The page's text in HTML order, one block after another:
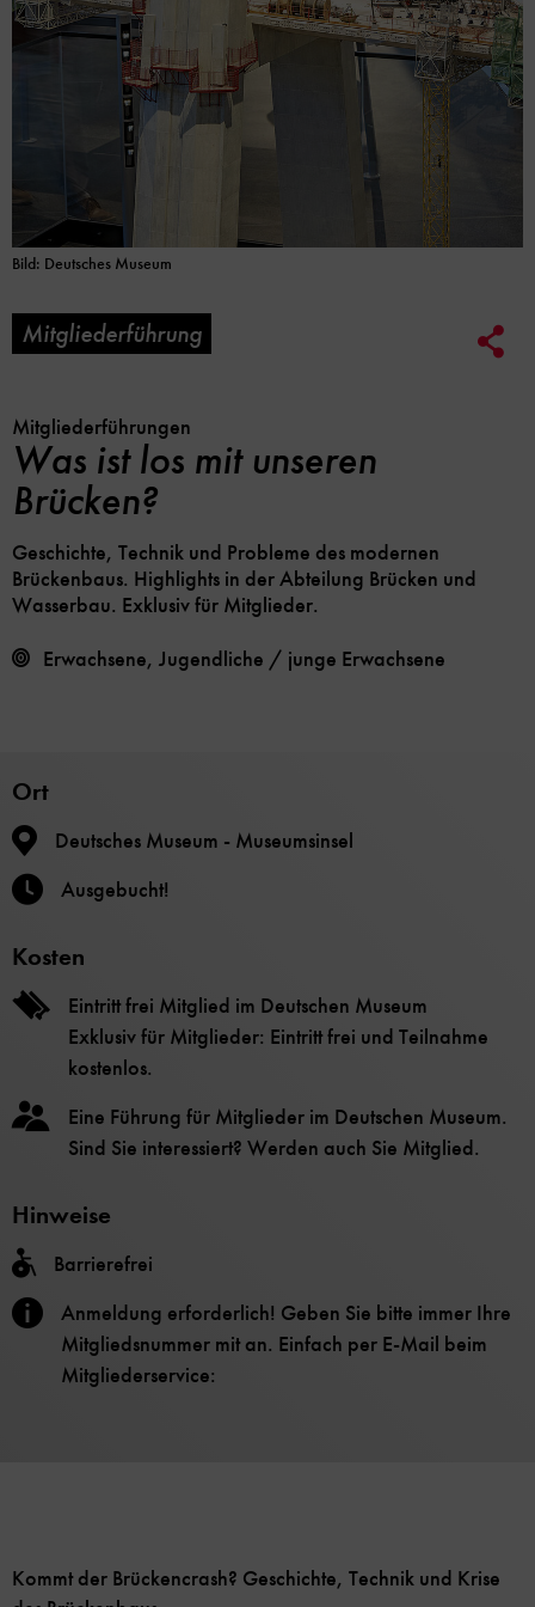
Bild: Deutsches Museum
Mitgliederführung
Mitgliederführungen
Was ist los mit unseren
Brücken?
Geschichte, Technik und Probleme des modernen
Brückenbaus. Highlights in der Abteilung Brücken und
Wasserbau. Exklusiv für Mitglieder.
Erwachsene, Jugendliche / junge Erwachsene
Ort
Deutsches Museum - Museumsinsel
Ausgebucht!
Kosten
Eintritt frei Mitglied im Deutschen Museum
Exklusiv für Mitglieder: Eintritt frei und Teilnahme
kostenlos.
Eine Führung für Mitglieder im Deutschen Museum.
Sind Sie interessiert? Werden auch Sie Mitglied.
Hinweise
Barrierefrei
Anmeldung erforderlich! Geben Sie bitte immer Ihre
Mitgliedsnummer mit an. Einfach per E-Mail beim
Mitgliederservice:
Kommt der Brückencrash? Geschichte, Technik und Krise